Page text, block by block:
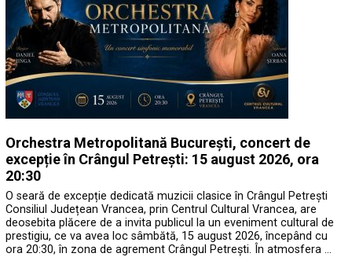
Orchestra Metropolitană București, concert de
excepție în Crângul Petrești: 15 august 2026, ora
20:30
O seară de excepție dedicată muzicii clasice în Crângul Petrești
Consiliul Județean Vrancea, prin Centrul Cultural Vrancea, are
deosebita plăcere de a invita publicul la un eveniment cultural de
prestigiu, ce va avea loc sâmbătă, 15 august 2026, începând cu
ora 20:30, în zona de agrement Crângul Petrești. În atmosfera …